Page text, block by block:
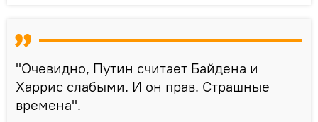
"Очевидно, Путин считает Байдена и
Харрис слабыми. И он прав. Страшные
времена".